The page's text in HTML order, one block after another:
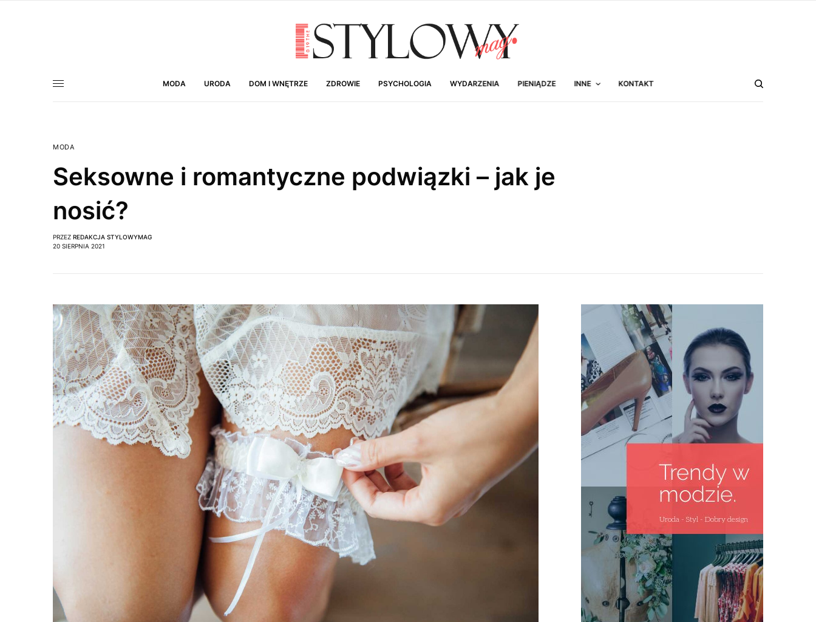
MODA URODA DOM I WNĘTRZE ZDROWIE PSYCHOLOGIA WYDARZENIA PIENIĄDZE INNE KONTAKT
MODA
Seksowne i romantyczne podwiązki – jak je
nosić?
PRZEZ REDAKCJA STYLOWYMAG
20 SIERPNIA 2021